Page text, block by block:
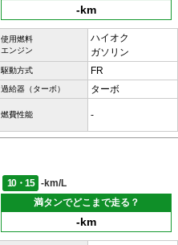
-km
使用燃料
エンジン
ハイオク
ガソリン
駆動方式 FR
過給器（ターボ） ターボ
燃費性能 -
10・15
-km/L
満タンでどこまで走る？
-km